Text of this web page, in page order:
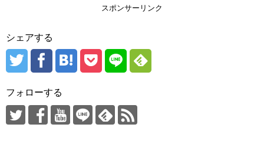
スポンサーリンク
シェアする
フォローする